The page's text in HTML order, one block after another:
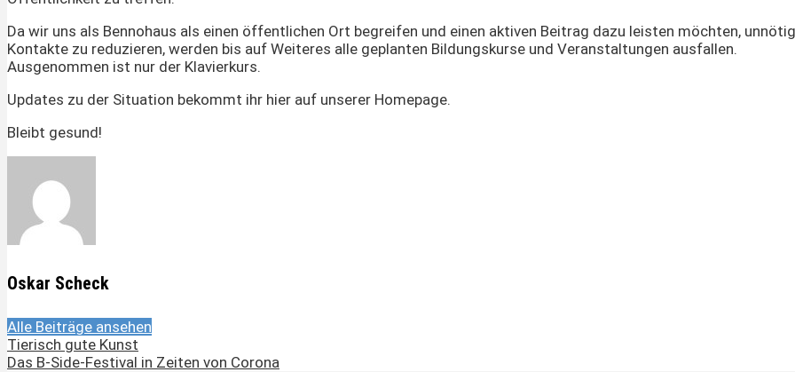
Da wir uns als Bennohaus als einen öffentlichen Ort begreifen und einen aktiven Beitrag dazu leisten möchten,
Kontakte zu reduzieren, werden bis auf Weiteres alle geplanten Bildungskurse und Veranstaltungen ausfallen.
Ausgenommen ist nur der Klavierkurs.
Updates zu der Situation bekommt ihr hier auf unserer Homepage.
Bleibt gesund!
Oskar Scheck
Alle Beiträge ansehen
Tierisch gute Kunst
Das B-Side-Festival in Zeiten von Corona